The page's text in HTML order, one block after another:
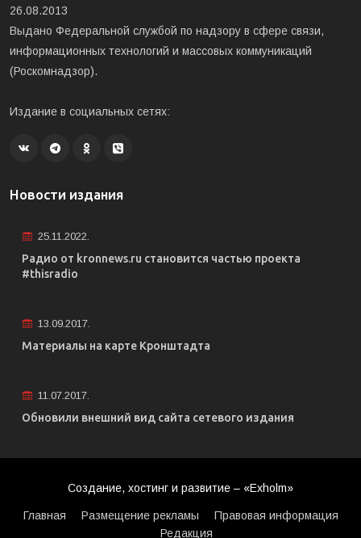
26.08.2013
Выдано Федеральной службой по надзору в сфере связи,
информационных технологий и массовых коммуникаций
(Роскомнадзор).
Издание в социальных сетях:
Новости издания
25.11.2022.
Радио от kronnews.ru становится частью проекта
#thisradio
13.09.2017.
Материалы на карте Кронштадта
11.07.2017.
Обновили внешний вид сайта сетевого издания
Создание, хостинг и развитие – «Exholm»
Главная Размещение рекламы
Правовая информация
Редакция